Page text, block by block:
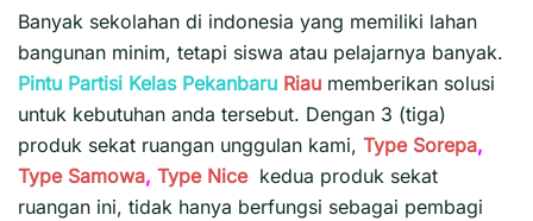
Banyak sekolahan di indonesia yang memiliki lahan
bangunan minim, tetapi siswa atau pelajarnya banyak.
Pintu Partisi Kelas Pekanbaru Riau memberikan solusi
untuk kebutuhan anda tersebut. Dengan 3 (tiga)
produk sekat ruangan unggulan kami, Type Sorepa,
Type Samowa, Type Nice kedua produk sekat
ruangan ini, tidak hanya berfungsi sebagai pembagi